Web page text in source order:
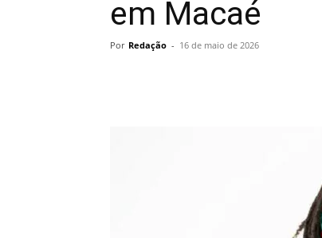
em Macaé
Por Redação - 16 de maio de 2026